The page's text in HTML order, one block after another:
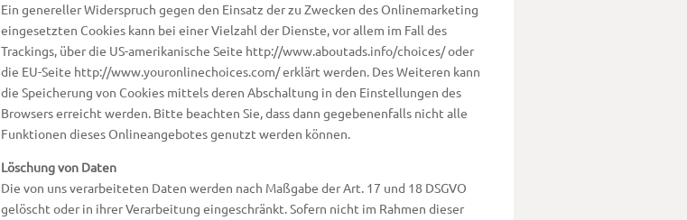
Ein genereller Widerspruch gegen den Einsatz der zu Zwecken des Onlinemarketing
eingesetzten Cookies kann bei einer Vielzahl der Dienste, vor allem im Fall des
Trackings, über die US-amerikanische Seite http://www.aboutads.info/choices/ oder
die EU-Seite http://www.youronlinechoices.com/ erklärt werden. Des Weiteren kann
die Speicherung von Cookies mittels deren Abschaltung in den Einstellungen des
Browsers erreicht werden. Bitte beachten Sie, dass dann gegebenenfalls nicht alle
Funktionen dieses Onlineangebotes genutzt werden können.
Löschung von Daten
Die von uns verarbeiteten Daten werden nach Maßgabe der Art. 17 und 18 DSGVO
gelöscht oder in ihrer Verarbeitung eingeschränkt. Sofern nicht im Rahmen dieser